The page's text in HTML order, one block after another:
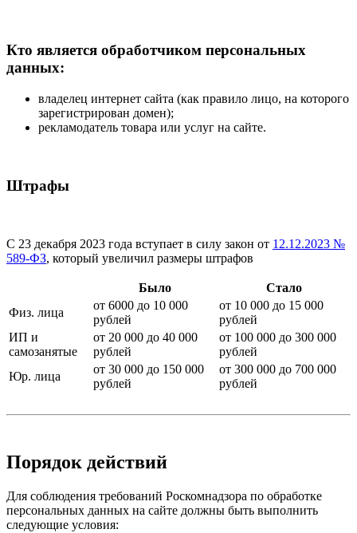
Кто является обработчиком персональных
данных:
владелец интернет сайта (как правило лицо, на которого
зарегистрирован домен);
рекламодатель товара или услуг на сайте.
Штрафы
С 23 декабря 2023 года вступает в силу закон от 12.12.2023 №
589-ФЗ, который увеличил размеры штрафов
Было
Стало
Физ. лица
от 6000 до 10 000
рублей
от 10 000 до 15 000
рублей
ИП и
самозанятые
от 20 000 до 40 000
рублей
от 100 000 до 300 000
рублей
Юр. лица
от 30 000 до 150 000
рублей
от 300 000 до 700 000
рублей
Порядок действий
Для соблюдения требований Роскомнадзора по обработке
персональных данных на сайте должны быть выполнить
следующие условия: